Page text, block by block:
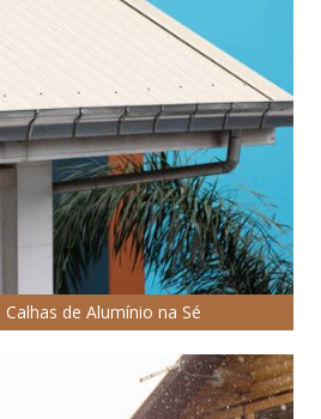
de Alumínio na Sé